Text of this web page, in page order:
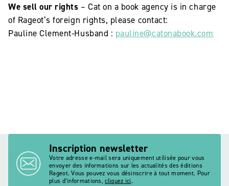
We sell our rights – Cat on a book agency is in charge
of Rageot’s foreign rights, please contact:
Pauline Clement-Husband : pauline@catonabook.com
Inscription newsletter
Votre adresse e-mail sera uniquement utilisée pour vous
envoyer des informations sur les actualités des éditions
Rageot. Vous pouvez vous désinscrire à tout moment. Pour
plus d’informations,cliquez ici.